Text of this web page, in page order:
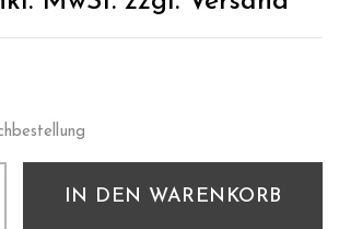
IN DEN WARENKORB